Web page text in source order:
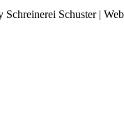
Schreinerei Schuster |